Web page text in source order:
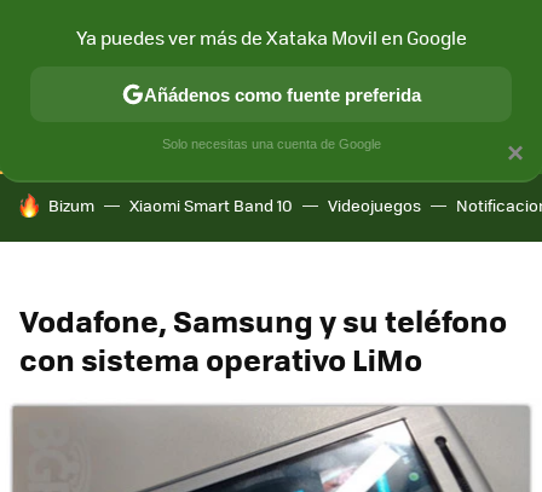
CONECTIVIDAD MÓVIL Y SOCIEDAD APLICACIONES
HOY SE HABLA DE
Bizum Xiaomi Smart Band 10 Videojuegos
Vodafone, Samsung y su teléfono
con sistema operativo LiMo
×
Ya puedes ver más de Xataka Movil en Google
Añádenos como fuente preferida
Solo necesitas una cuenta de Google